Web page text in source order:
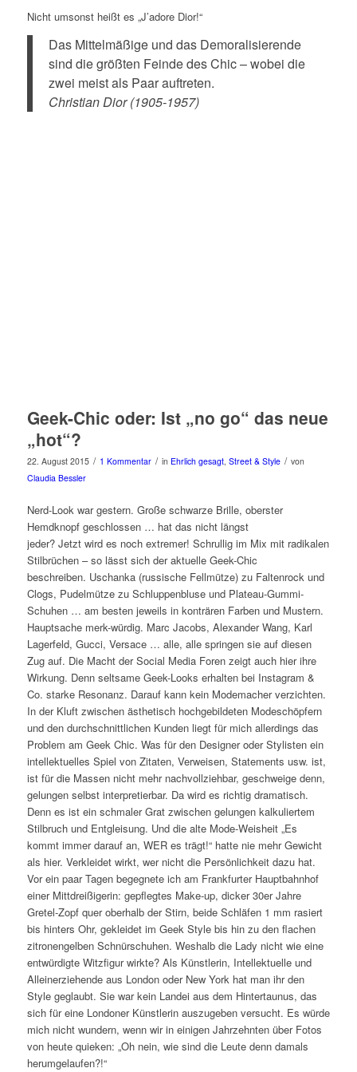
Nicht umsonst heißt es „J’adore Dior!“
Das Mittelmäßige und das Demoralisierende
sind die größten Feinde des Chic – wobei die
zwei meist als Paar auftreten.
Christian Dior (1905-1957)
Geek-Chic oder: Ist „no go“ das neue
„hot“?
22. August 2015 / 1 Kommentar / in Ehrlich gesagt, Street & Style / von
Claudia Bessler
Nerd-Look war gestern. Große schwarze Brille, oberster
Hemdknopf geschlossen … hat das nicht längst
jeder? Jetzt wird es noch extremer! Schrullig im Mix mit radikalen
Stilbrüchen – so lässt sich der aktuelle Geek-Chic
beschreiben. Uschanka (russische Fellmütze) zu Faltenrock und
Clogs, Pudelmütze zu Schluppenbluse und Plateau-Gummi-
Schuhen … am besten jeweils in konträren Farben und Mustern.
Hauptsache merk-würdig. Marc Jacobs, Alexander Wang, Karl
Lagerfeld, Gucci, Versace … alle, alle springen sie auf diesen
Zug auf. Die Macht der Social Media Foren zeigt auch hier ihre
Wirkung. Denn seltsame Geek-Looks erhalten bei Instagram &
Co. starke Resonanz. Darauf kann kein Modemacher verzichten.
In der Kluft zwischen ästhetisch hochgebildeten Modeschöpfern
und den durchschnittlichen Kunden liegt für mich allerdings das
Problem am Geek Chic. Was für den Designer oder Stylisten ein
intellektuelles Spiel von Zitaten, Verweisen, Statements usw. ist,
ist für die Massen nicht mehr nachvollziehbar, geschweige denn,
gelungen selbst interpretierbar. Da wird es richtig dramatisch.
Denn es ist ein schmaler Grat zwischen gelungen kalkuliertem
Stilbruch und Entgleisung. Und die alte Mode-Weisheit „Es
kommt immer darauf an, WER es trägt!“ hatte nie mehr Gewicht
als hier. Verkleidet wirkt, wer nicht die Persönlichkeit dazu hat.
Vor ein paar Tagen begegnete ich am Frankfurter Hauptbahnhof
einer Mittdreißigerin: gepflegtes Make-up, dicker 30er Jahre
Gretel-Zopf quer oberhalb der Stirn, beide Schläfen 1 mm rasiert
bis hinters Ohr, gekleidet im Geek Style bis hin zu den flachen
zitronengelben Schnürschuhen. Weshalb die Lady nicht wie eine
entwürdigte Witzfigur wirkte? Als Künstlerin, Intellektuelle und
Alleinerziehende aus London oder New York hat man ihr den
Style geglaubt. Sie war kein Landei aus dem Hintertaunus, das
sich für eine Londoner Künstlerin auszugeben versucht. Es würde
mich nicht wundern, wenn wir in einigen Jahrzehnten über Fotos
von heute quieken: „Oh nein, wie sind die Leute denn damals
herumgelaufen?!“